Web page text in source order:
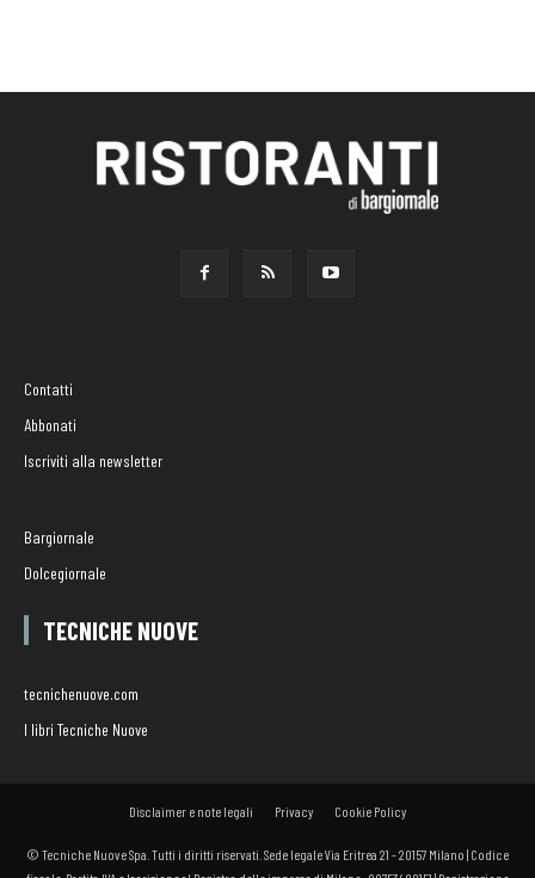
Contatti
Abbonati
Iscriviti alla newsletter
Bargiornale
Dolcegiornale
TECNICHE NUOVE
tecnichenuove.com
I libri Tecniche Nuove
Disclaimer e note legali Privacy Cookie Policy
© Tecniche Nuove Spa. Tutti i diritti riservati. Sede legale Via Eritrea 21 - 20157 Milano | Codice